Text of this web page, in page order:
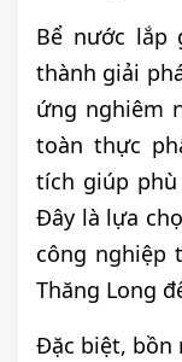
Bể nước lắp
thành giải
ứng nghiêm
toàn thực
tích giúp
Đây là lựa
công nghiệp
Thăng Long
Đặc biệt, bồn